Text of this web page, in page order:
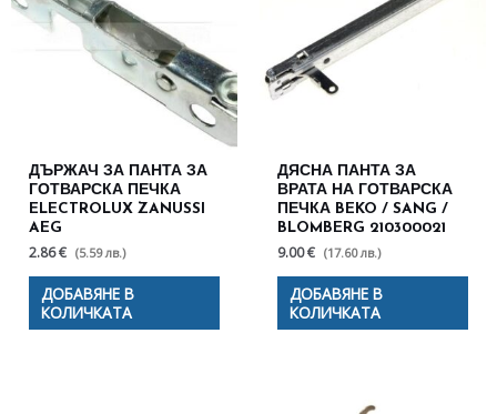
ДЪРЖАЧ ЗА ПАНТА ЗА
ГОТВАРСКА ПЕЧКА
ELECTROLUX ZANUSSI
AEG
2.86 € (5.59 лв.)
ДОБАВЯНЕ В
КОЛИЧКАТА
ДЯСНА ПАНТА ЗА
ВРАТА НА ГОТВАРСКА
ПЕЧКА BEKO / SANG /
BLOMBERG 210300021
9.00 € (17.60 лв.)
ДОБАВЯНЕ В
КОЛИЧКАТА